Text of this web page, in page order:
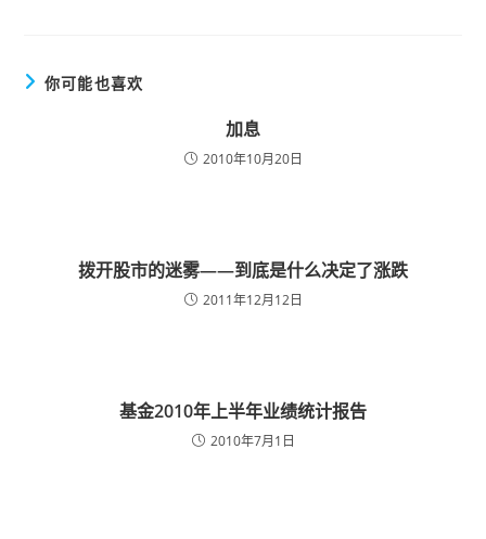
你可能也喜欢
加息
2010年10月20日
拨开股市的迷雾——到底是什么决定了涨跌
2011年12月12日
基金2010年上半年业绩统计报告
2010年7月1日